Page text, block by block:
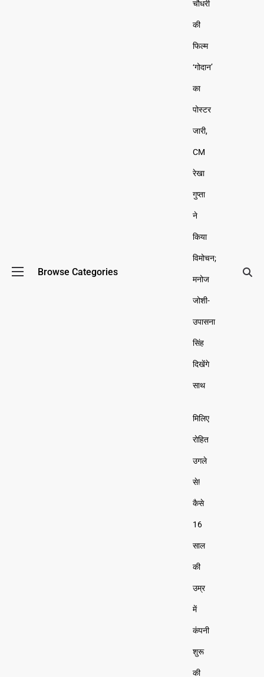
Browse Categories
चौधरी
की
फिल्म
‘गोदान’
का
पोस्टर
जारी,
CM
रेखा
गुप्ता
ने
किया
विमोचन;
मनोज
जोशी-
उपासना
सिंह
दिखेंगे
साथ
मिलिए
रोहित
उगले
से!
कैसे
16
साल
की
उम्र
में
कंपनी
शुरू
की